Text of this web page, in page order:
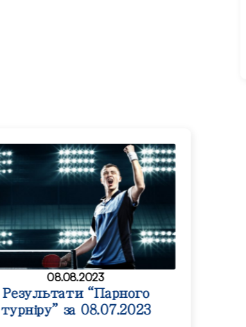
08.08.2023
Результати “Парного
турніру” за 08.07.2023